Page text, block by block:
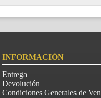
INFORMACIÓN
Entrega
Devolución
Condiciones Generales de